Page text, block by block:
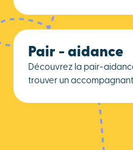
Pair - aidance
Découvrez la pair-
trouver un accompagnant